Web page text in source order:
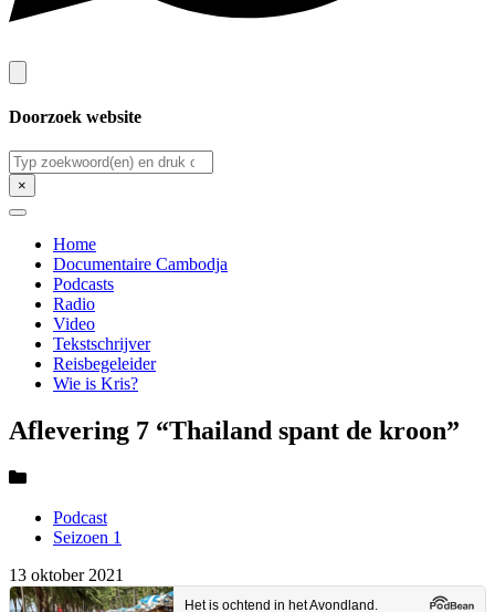
Doorzoek website
Zoeken
×
Home
Documentaire Cambodja
Podcasts
Radio
Video
Tekstschrijver
Reisbegeleider
Wie is Kris?
Aflevering 7 “Thailand spant de kroon”
Podcast
Seizoen 1
13 oktober 2021